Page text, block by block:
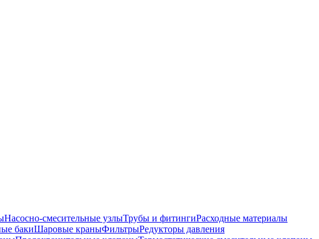
Насосно-смесительные узлыТрубы и фитингиРасходные материалы
бакиШаровые краныФильтрыРедукторы давления